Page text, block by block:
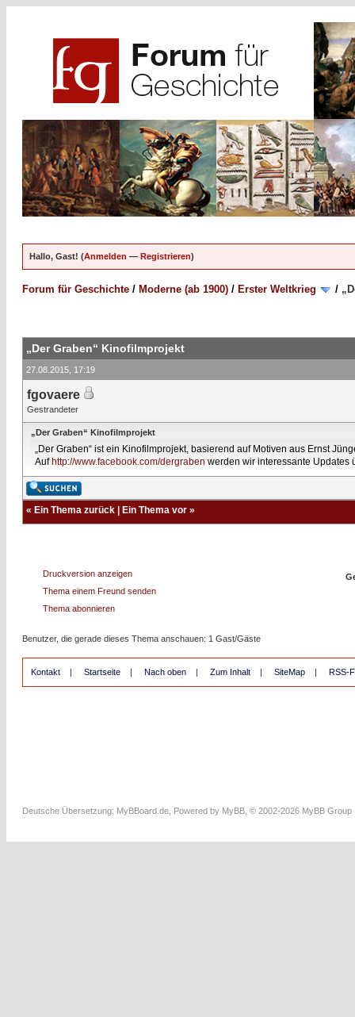
Hallo, Gast! (Anmelden — Registrieren)
Forum für Geschichte / Moderne (ab 1900) / Erster Weltkrieg /
„Der Graben“ Kinofilmprojekt
27.08.2015, 17:19
fgovaere
Gestrandeter
„Der Graben“ Kinofilmprojekt
„Der Graben“ ist ein Kinofilmprojekt, basierend auf Motiven aus Ernst
Auf http://www.facebook.com/dergraben werden wir interessante Updates
« Ein Thema zurück Ein Thema vor »
Druckversion anzeigen
Thema einem Freund senden
Thema abonnieren
Benutzer, die gerade dieses Thema anschauen: 1 Gast/Gäste
Kontakt | Startseite | Nach oben | Zum Inhalt | SiteMap | RSS-
Deutsche Übersetzung: MyBBoard.de , Powered by MyBB , © 2002-2026 MyBB Group